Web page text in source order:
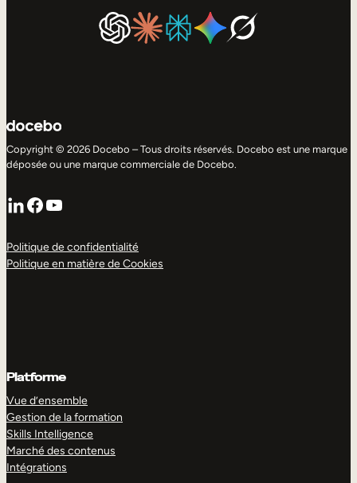
Copyright © 2026 Docebo – Tous droits réservés. Docebo est une marque
déposée ou une marque commerciale de Docebo.
LinkedIn
Facebook
YouTube
Politique de confidentialité
Politique en matière de Cookies
Platforme
Vue d’ensemble
Gestion de la formation
Skills Intelligence
Marché des contenus
Intégrations